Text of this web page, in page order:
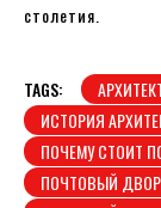
столетия.
TAGS:
ИСТОРИЯ
ПОЧЕМУ СТОИТ
ПОЧТОВЫЙ